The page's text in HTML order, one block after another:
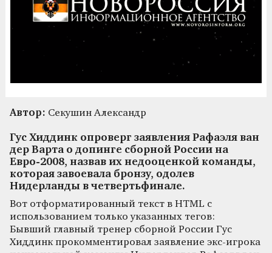
Автор: Секушин Александр
Гус Хиддинк опроверг заявления Рафаэля ван
дер Варта о допинге сборной России на
Евро-2008, назвав их недооценкой команды,
которая завоевала бронзу, одолев
Нидерланды в четвертьфинале.
Вот отформатированный текст в HTML с
использованием только указанных тегов:
Бывший главный тренер сборной России Гус
Хиддинк прокомментировал заявление экс-игрока